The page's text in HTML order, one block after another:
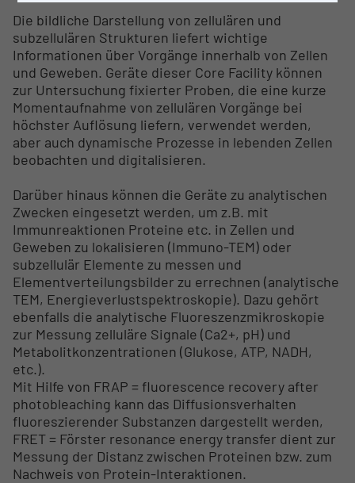
Die bildliche Darstellung von zellulären und
subzellulären Strukturen liefert wichtige
Informationen über Vorgänge innerhalb von Zellen
und Geweben. Geräte dieser Core Facility können
zur Untersuchung fixierter Proben, die eine kurze
Momentaufnahme von zellulären Vorgänge bei
höchster Auflösung liefern, verwendet werden,
aber auch dynamische Prozesse in lebenden Zellen
beobachten und digitalisieren.
Darüber hinaus können die Geräte zu analytischen
Zwecken eingesetzt werden, um z.B. mit
Immunreaktionen Proteine etc. in Zellen und
Geweben zu lokalisieren (Immuno-TEM) oder
subzellulär Elemente zu messen und
Elementverteilungsbilder zu errechnen (analytische
TEM, Energieverlustspektroskopie). Dazu gehört
ebenfalls die analytische Fluoreszenzmikroskopie
zur Messung zelluläre Signale (Ca2+, pH) und
Metabolitkonzentrationen (Glukose, ATP, NADH,
etc.).
Mit Hilfe von FRAP = fluorescence recovery after
photobleaching kann das Diffusionsverhalten
fluoreszierender Substanzen dargestellt werden,
FRET = Förster resonance energy transfer dient zur
Messung der Distanz zwischen Proteinen bzw. zum
Nachweis von Protein-Interaktionen.